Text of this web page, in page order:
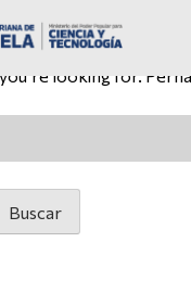
looking for.
Buscar